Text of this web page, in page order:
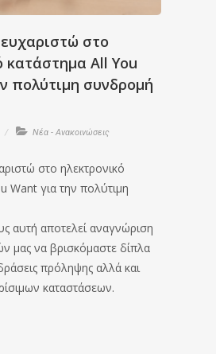
στο
κατάστημα All You
πολύτιμη συνδρομή
Νέα - Ανακοινώσεις
στο ηλεκτρονικό
Want για την πολύτιμη
αυτή αποτελεί αναγνώριση
μας να βρισκόμαστε δίπλα
πρόληψης αλλά και
καταστάσεων.